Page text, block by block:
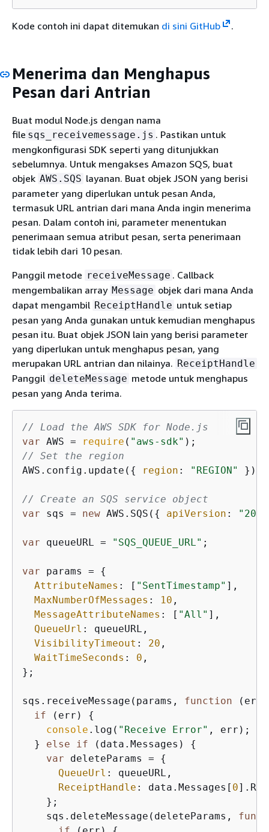
Kode contoh ini dapat ditemukan di sini GitHub .
Menerima dan Menghapus
Pesan dari Antrian
Buat modul Node.js dengan nama
file sqs_receivemessage.js . Pastikan untuk
mengkonfigurasi SDK seperti yang ditunjukkan
sebelumnya. Untuk mengakses Amazon SQS, buat
objek AWS.SQS layanan. Buat objek JSON yang berisi
parameter yang diperlukan untuk pesan Anda,
termasuk URL antrian dari mana Anda ingin menerima
pesan. Dalam contoh ini, parameter menentukan
penerimaan semua atribut pesan, serta penerimaan
tidak lebih dari 10 pesan.
Panggil metode receiveMessage . Callback
mengembalikan array Message objek dari mana Anda
dapat mengambil ReceiptHandle untuk setiap
pesan yang Anda gunakan untuk kemudian menghapus
pesan itu. Buat objek JSON lain yang berisi parameter
yang diperlukan untuk menghapus pesan, yang
merupakan URL antrian dan nilainya. ReceiptHandle
Panggil deleteMessage metode untuk menghapus
pesan yang Anda terima.
// Load the AWS SDK for Node.js
var AWS = require ( "aws-sdk"
// Set the region
AWS.config.update( { region : "REGION" });
// Create an SQS service object
var sqs = new AWS.SQS( { apiVersion :
var queueURL = "SQS_QUEUE_URL" ;
var params = {
AttributeNames : [ "SentTimestamp" ],
MaxNumberOfMessages : 10 ,
MessageAttributeNames : [ "All" ],
QueueUrl : queueURL,
VisibilityTimeout : 20 ,
WaitTimeSeconds : 0 ,
};
sqs.receiveMessage(params, function ( err,
if (err) {
console .log( "Receive Error" , err);
  }
else if (data.Messages) {
var deleteParams = {
QueueUrl : queueURL,
ReceiptHandle : data.Messages[ 0
    };
    sqs.deleteMessage(deleteParams,